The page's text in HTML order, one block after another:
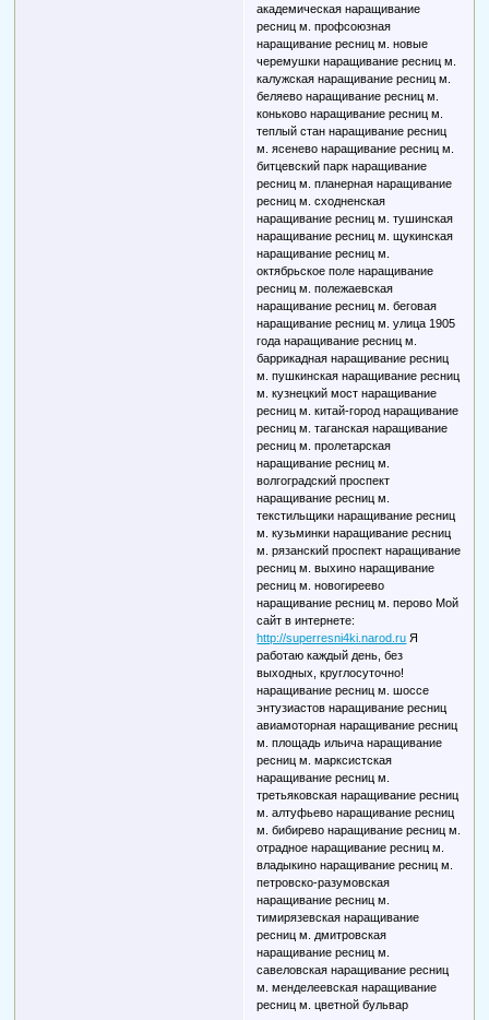
академическая наращивание
ресниц м. профсоюзная
наращивание ресниц м. новые
черемушки наращивание ресниц м.
калужская наращивание ресниц м.
беляево наращивание ресниц м.
коньково наращивание ресниц м.
теплый стан наращивание ресниц
м. ясенево наращивание ресниц м.
битцевский парк наращивание
ресниц м. планерная наращивание
ресниц м. сходненская
наращивание ресниц м. тушинская
наращивание ресниц м. щукинская
наращивание ресниц м.
октябрьское поле наращивание
ресниц м. полежаевская
наращивание ресниц м. беговая
наращивание ресниц м. улица 1905
года наращивание ресниц м.
баррикадная наращивание ресниц
м. пушкинская наращивание ресниц
м. кузнецкий мост наращивание
ресниц м. китай-город наращивание
ресниц м. таганская наращивание
ресниц м. пролетарская
наращивание ресниц м.
волгоградский проспект
наращивание ресниц м.
текстильщики наращивание ресниц
м. кузьминки наращивание ресниц
м. рязанский проспект наращивание
ресниц м. выхино наращивание
ресниц м. новогиреево
наращивание ресниц м. перово Мой
сайт в интернете:
http://superresni4ki.narod.ru Я
работаю каждый день, без
выходных, круглосуточно!
наращивание ресниц м. шоссе
энтузиастов наращивание ресниц
авиамоторная наращивание ресниц
м. площадь ильича наращивание
ресниц м. марксистская
наращивание ресниц м.
третьяковская наращивание ресниц
м. алтуфьево наращивание ресниц
м. бибирево наращивание ресниц м.
отрадное наращивание ресниц м.
владыкино наращивание ресниц м.
петровско-разумовская
наращивание ресниц м.
тимирязевская наращивание
ресниц м. дмитровская
наращивание ресниц м.
савеловская наращивание ресниц
м. менделеевская наращивание
ресниц м. цветной бульвар